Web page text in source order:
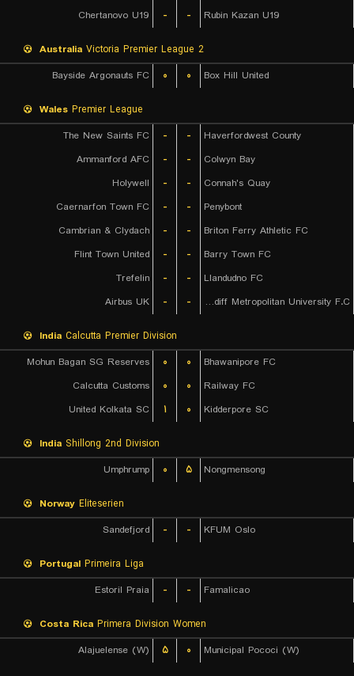
Chertanovo U19
- - Rubin Kazan U19
Australia Victoria Premier League 2
Bayside Argonauts FC
۰ ۰ Box Hill United
Wales Premier League
The New Saints FC
- -
Haverfordwest County
Ammanford AFC
- -
Colwyn Bay
Holywell
- -
Connah's Quay
Caernarfon Town FC
- -
Penybont
Cambrian & Clydach
- -
Briton Ferry Athletic FC
Flint Town United
- -
Barry Town FC
Trefelin
- -
Llandudno FC
Airbus UK
- - Cardiff Metropolitan University F.C.
India Calcutta Premier Division
Mohun Bagan SG Reserves
۰ ۰
Bhawanipore FC
Calcutta Customs
۰ ۰
Railway FC
United Kolkata SC
۱ ۰ Kidderpore SC
India Shillong 2nd Division
Umphrump
۰ ۵ Nongmensong
Norway Eliteserien
Sandefjord
- - KFUM Oslo
Portugal Primeira Liga
Estoril Praia
- - Famalicao
Costa Rica Primera Division Women
Alajuelense (W)
۵ ۰ Municipal Pococi (W)